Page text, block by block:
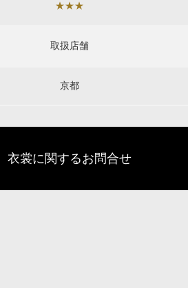
★★★
取扱店舗
京都
衣裳に関するお問合せ